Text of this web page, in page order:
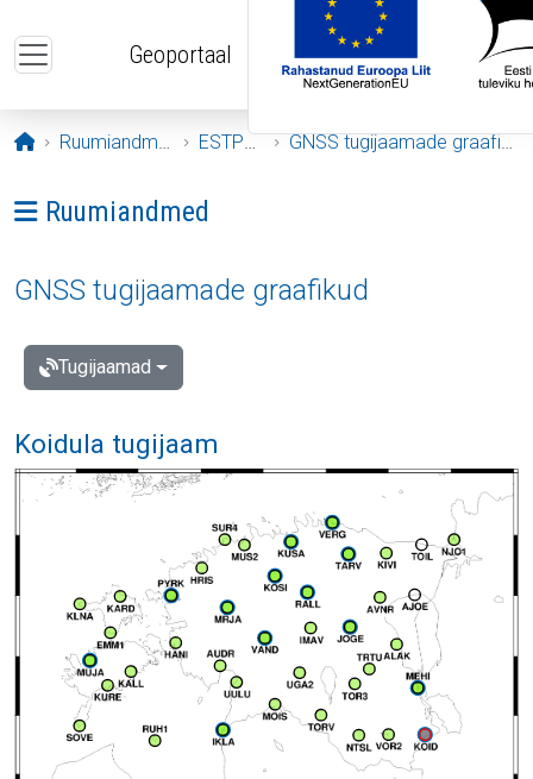
Geoportaal
Avaleht
Ruumiandmed ESTPOS GNSS tugijaamade graafikud
Ava menüü: Ruumiandmed
Ruumiandmed
GNSS tugijaamade graafikud
Tugijaamad
Koidula tugijaam